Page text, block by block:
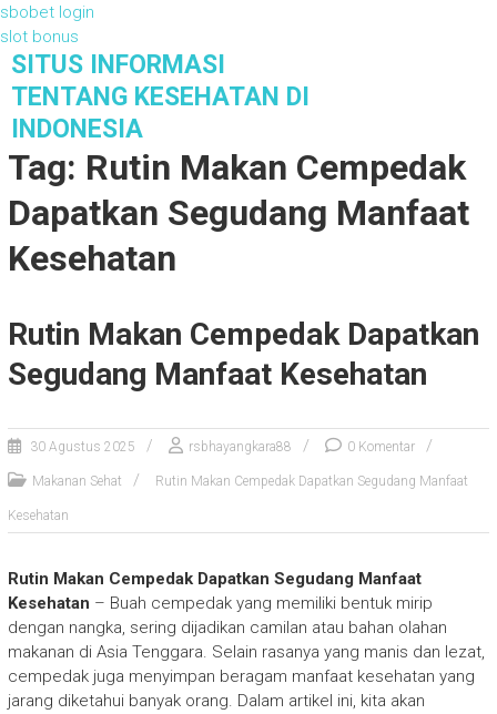
sbobet login
slot bonus
SITUS INFORMASI
TENTANG KESEHATAN DI
INDONESIA
Tag: Rutin Makan Cempedak
Dapatkan Segudang Manfaat
Kesehatan
Rutin Makan Cempedak Dapatkan
Segudang Manfaat Kesehatan
30 Agustus 2025 rsbhayangkara88 0 Komentar
Makanan Sehat Rutin Makan Cempedak Dapatkan Segudang Manfaat
Kesehatan
Rutin Makan Cempedak Dapatkan Segudang Manfaat
Kesehatan – Buah cempedak yang memiliki bentuk mirip
dengan nangka, sering dijadikan camilan atau bahan olahan
makanan di Asia Tenggara. Selain rasanya yang manis dan lezat,
cempedak juga menyimpan beragam manfaat kesehatan yang
jarang diketahui banyak orang. Dalam artikel ini, kita akan